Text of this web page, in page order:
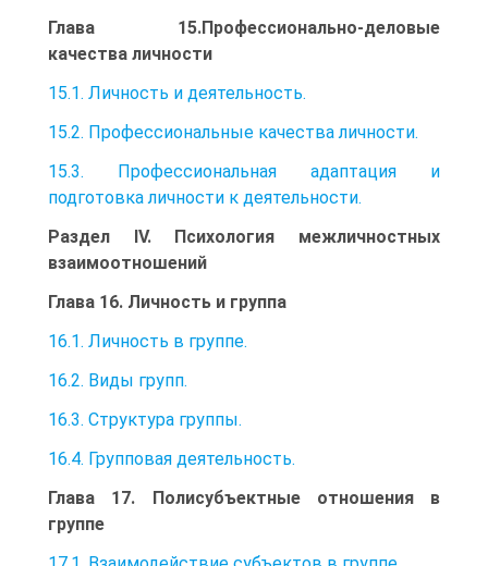
Глава 15.Профессионально-деловые
качества личности
15.1. Личность и деятельность.
15.2. Профессиональные качества личности.
15.3. Профессиональная адаптация и
подготовка личности к деятельности.
Раздел IV. Психология межличностных
взаимоотношений
Глава 16. Личность и группа
16.1. Личность в группе.
16.2. Виды групп.
16.3. Структура группы.
16.4. Групповая деятельность.
Глава 17. Полисубъектные отношения в
группе